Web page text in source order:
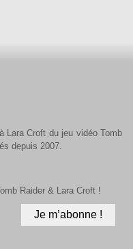
Lara Croft du jeu vidéo Tomb
depuis 2007.
Raider & Lara Croft !